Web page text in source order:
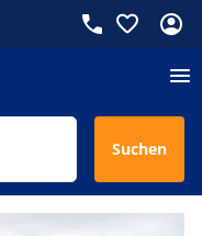
Suchen